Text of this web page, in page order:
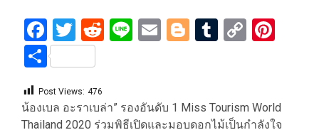
Facebook
Twitter
Reddit
LineEmailBlogger
Tumblr
Copy
Share
Post Views: 476
น้องเบล อะราเบล่า” รองอันดับ 1 Miss Tourism World
Thailand 2020 ร่วมพิธีเปิดและมอบดอกไม้เป็นกำลังใจ